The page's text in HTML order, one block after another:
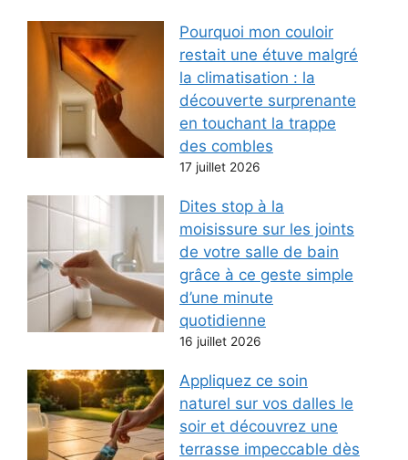
Pourquoi mon couloir
restait une étuve malgré
la climatisation : la
découverte surprenante
en touchant la trappe
des combles
17 juillet 2026
Dites stop à la
moisissure sur les joints
de votre salle de bain
grâce à ce geste simple
d’une minute
quotidienne
16 juillet 2026
Appliquez ce soin
naturel sur vos dalles le
soir et découvrez une
terrasse impeccable dès